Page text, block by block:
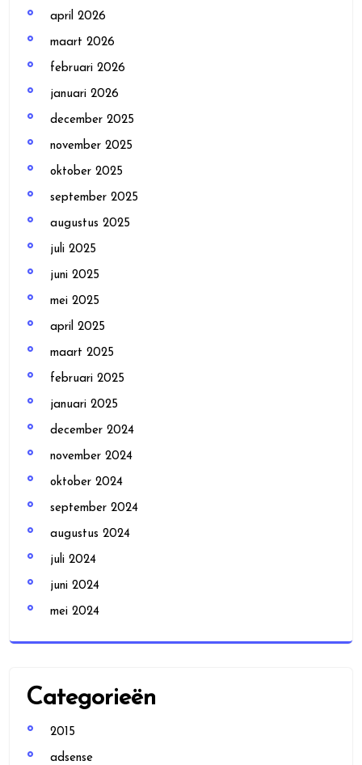
april 2026
maart 2026
februari 2026
januari 2026
december 2025
november 2025
oktober 2025
september 2025
augustus 2025
juli 2025
juni 2025
mei 2025
april 2025
maart 2025
februari 2025
januari 2025
december 2024
november 2024
oktober 2024
september 2024
augustus 2024
juli 2024
juni 2024
mei 2024
Categorieën
2015
adsense